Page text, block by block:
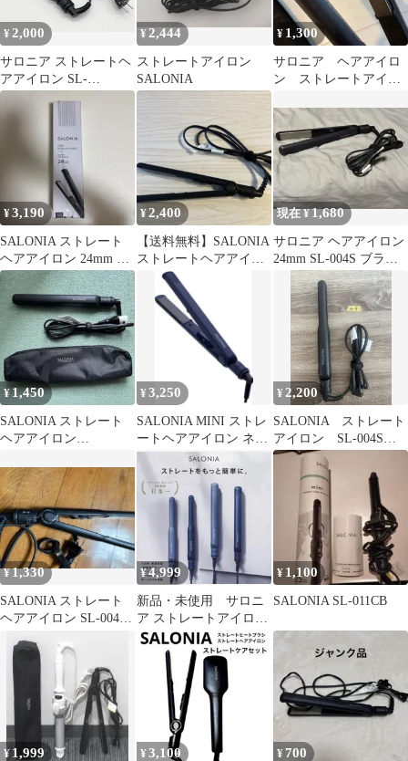
¥2,000
サロニア ストレートヘ
アアイロン SL-
004S *065
¥ 2,444
ストレートアイロン
SALONIA
¥ 1,300
サロニア ヘアアイロ
ン ストレートアイロ
¥3,190
SALONIA ストレート
ヘアアイロン 24mm ブ
ラック SL-004S
¥2,400
【送料無料】SALONIA
ストレートヘアアイロ
ン SL-004S
現在 ¥1,680
サロニア ヘアアイロン
24mm SL-004S ブラッ
ク 動作確認済
¥1,450
SALONIA ストレート
ヘアアイロン
¥3,250
SALONIA MINI ストレ
ートヘアアイロン ネイ
ビー SL004SNA
¥2,200
SALONIA ストレート
アイロン SL-004S
15mm
¥1,330
SALONIA ストレート
ヘアアイロン SL-004S
¥4,999
新品・未使用 サロニ
ア ストレートアイロン
SL004S ネイビー
24mm
¥ 1,100
SALONIA SL-011CB
¥ 1,999 ¥ 3,100 ¥ 700